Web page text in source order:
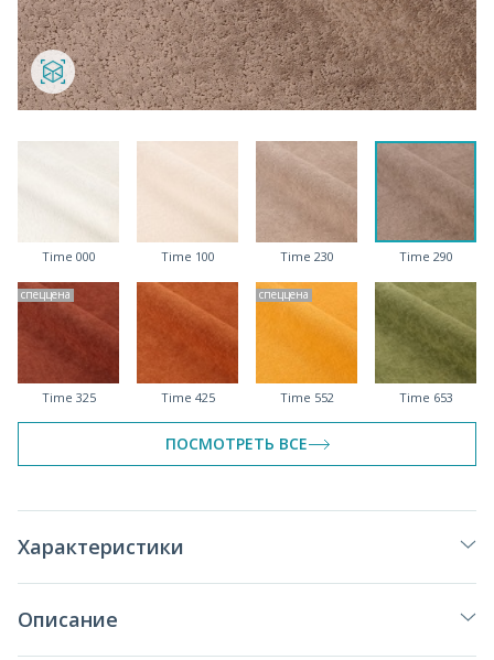
Time 000 Time 100 Time 230 Time 290
спеццена
Time 325 Time 425
спеццена
Time 552 Time 653
спеццена
ПОСМОТРЕТЬ ВСЕ
Характеристики
Описание